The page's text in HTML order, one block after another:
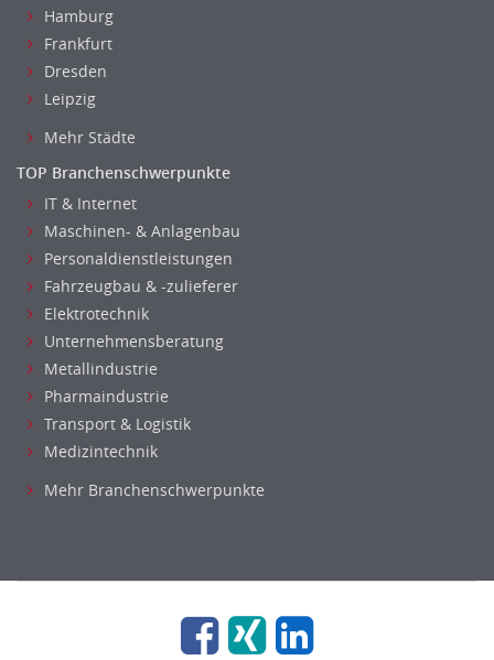
Hamburg
Frankfurt
Dresden
Leipzig
Mehr Städte
TOP Branchenschwerpunkte
IT & Internet
Maschinen- & Anlagenbau
Personaldienstleistungen
Fahrzeugbau & -zulieferer
Elektrotechnik
Unternehmensberatung
Metallindustrie
Pharmaindustrie
Transport & Logistik
Medizintechnik
Mehr Branchenschwerpunkte